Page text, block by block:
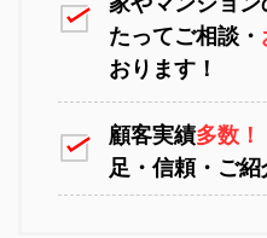
苫小牧不用品回収
たってご相談・
おります！
顧客実績多数！
足・信頼・ご紹